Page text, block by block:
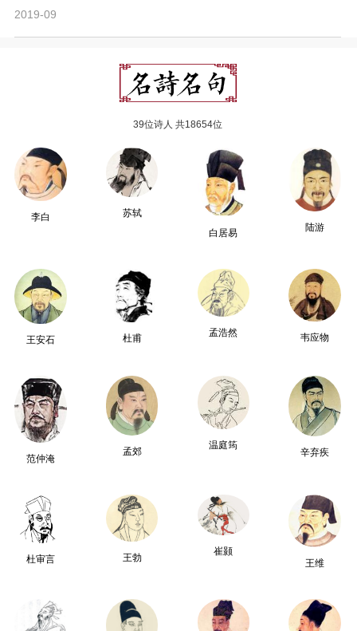
2019-09
39位诗人 共18654位
李白
苏轼
白居易
陆游
王安石 杜甫
孟浩然 韦应物
范仲淹
孟郊
温庭筠
辛弃疾
杜审言 王勃
崔颢
王维